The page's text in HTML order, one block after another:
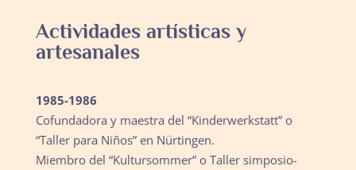
Actividades artísticas y
artesanales
1985-1986
Cofundadora y maestra del “Kinderwerkstatt” o
“Taller para Niños” en Nürtingen.
Miembro del “Kultursommer” o Taller simposio-